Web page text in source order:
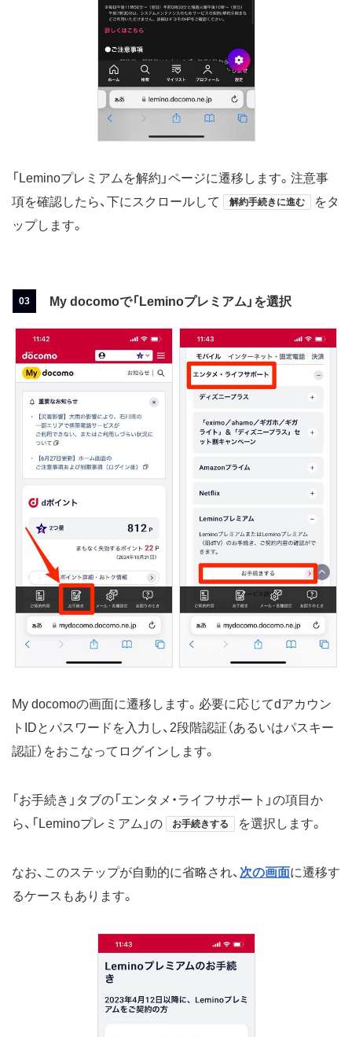
「Leminoプレミアムを解約」ページに遷移します。注意事
項を確認したら、下にスクロールして
解約手続きに進む
をタ
ップします。
My docomoで「Leminoプレミアム」を選択
My docomoの画面に遷移します。必要に応じてdアカウン
トIDとパスワードを入力し、2段階認証（あるいはパスキー
認証）をおこなってログインします。
「お手続き」タブの「エンタメ・ライフサポート」の項目か
ら、「Leminoプレミアム」の
お手続きする を選択します。
なお、このステップが自動的に省略され、 次の画面に遷移す
るケースもあります。